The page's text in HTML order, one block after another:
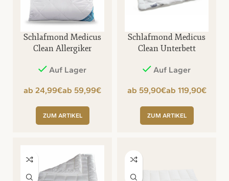
Schlafmond Medicus
Clean Allergiker
Auf Lager
€ €
ZUM ARTIKEL
Schlafmond Medicus
Clean Unterbett
Auf Lager
€ €
ZUM ARTIKEL